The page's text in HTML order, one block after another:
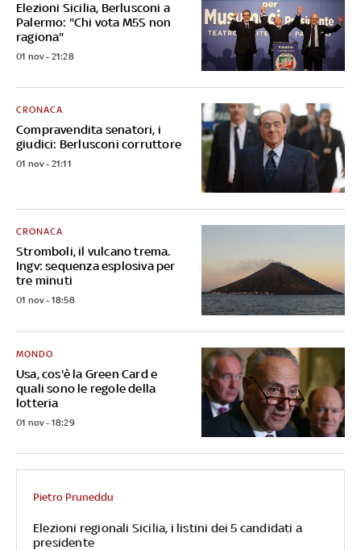
Elezioni Sicilia, Berlusconi a
Palermo: "Chi vota M5S non
ragiona"
01 nov - 21:28
Compravendita senatori, i
giudici: Berlusconi corruttore
CRONACA
01 nov - 21:11
Stromboli, il vulcano trema.
Ingv: sequenza esplosiva per
tre minuti
CRONACA
01 nov - 18:58
Usa, cos'è la Green Card e
quali sono le regole della
lotteria
MONDO
01 nov - 18:29
Elezioni regionali Sicilia, i listini dei 5 candidati a
presidente
Pietro Pruneddu